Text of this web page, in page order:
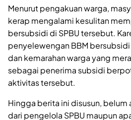
Menurut pengakuan warga,
kerap mengalami kesulitan
bersubsidi di SPBU tersebut.
penyelewengan BBM
dan kemarahan warga yang
sebagai penerima subsidi
aktivitas tersebut.
Hingga berita ini disusun, belum
dari pengelola SPBU maupun